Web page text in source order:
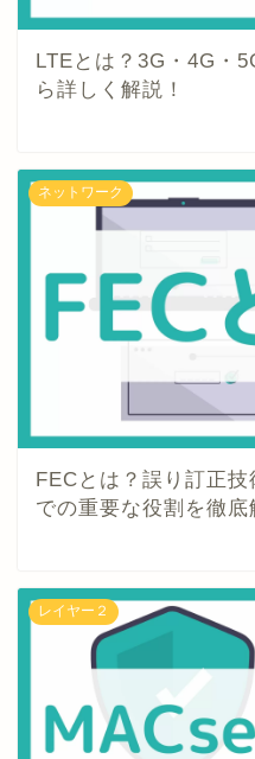
LTEとは？3G・4G・
ら詳しく解説！
ネットワーク
FECとは？誤り訂正
での重要な役割を徹底
レイヤー２